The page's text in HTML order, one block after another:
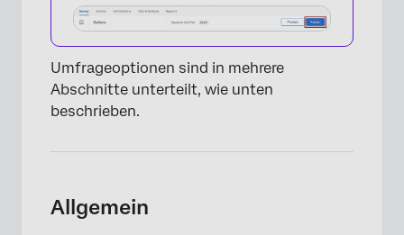
Umfrageoptionen sind in mehrere
Abschnitte unterteilt, wie unten
beschrieben.
Allgemein